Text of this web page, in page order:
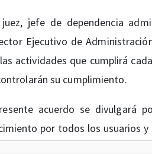
jefe de dependencia
Ejecutivo de
actividades que cumplirá
su cumplimiento.
acuerdo se divulgará
por todos los usuarios